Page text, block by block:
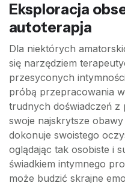
Eksploracja
autoterapja
Dla niektórych
się narzędziem
przesyconych
próbą przepracowania
trudnych doświadczeń z
swoje najskrytsze
dokonuje swoistego
oglądając tak osobiste i
świadkiem intymnego
może budzić skrajne